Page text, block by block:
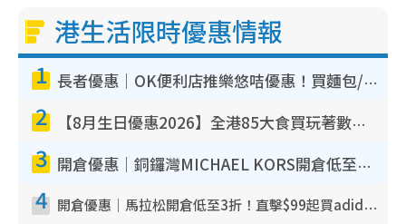
港生活限時優惠情報
1 長者優惠｜OK便利店推樂悠咭優惠！買麵包/牛奶/保健品拍卡即減
2 【8月生日優惠2026】全港85大食買玩著數攻略 自助餐/火鍋放題同行免費＋誠品/DONKI送現金券
3 開倉優惠｜銅鑼灣MICHAEL KORS開倉低至17折！直擊$500起買手袋/銀包/鞋款 必買經典Jet Set系列
4 開倉優惠｜馬拉松開倉低至3折！直擊$99起買adidas／New Balance／Puma鞋款 STANLEY保溫杯劈價至$119起